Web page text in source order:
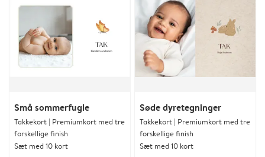
Små sommerfugle
Takkekort | Premiumkort med tre
forskellige finish
Sæt med 10 kort
Søde dyretegninger
Takkekort | Premiumkort med tre
forskellige finish
Sæt med 10 kort